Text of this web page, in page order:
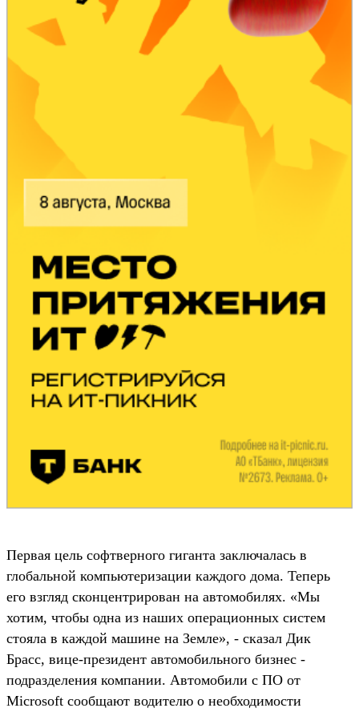
Первая цель софтверного гиганта заключалась в
глобальной компьютеризации каждого дома. Теперь
его взгляд сконцентрирован на автомобилях. «Мы
хотим, чтобы одна из наших операционных систем
стояла в каждой машине на Земле», - сказал Дик
Брасс, вице-президент автомобильного бизнес -
подразделения компании. Автомобили с ПО от
Microsoft сообщают водителю о необходимости